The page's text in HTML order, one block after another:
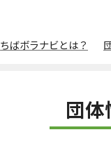
ちばボラナビとは？
団体